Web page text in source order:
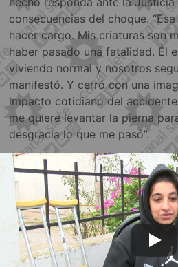
consecuencias del choque.
hacer cargo. Mis criaturas son
haber pasado una fatalidad. Él
viviendo normal y nosotros
manifestó. Y cerró con una
impacto cotidiano del
me quiere levantar la pierna
desgracia lo que me pasó”.